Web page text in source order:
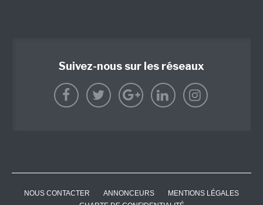
Suivez-nous sur les réseaux
NOUS CONTACTER ANNONCEURS
MENTIONS LÉGALES